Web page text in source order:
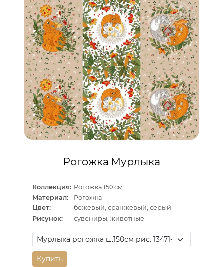
Рогожка Мурлыка
Коллекция: Рогожка 150 см.
Материал:
Рогожка
Цвет:
бежевый, оранжевый, серый
Рисунок:
сувениры, животные
Купить